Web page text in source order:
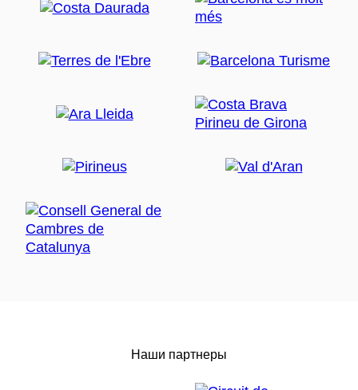
Наши партнеры